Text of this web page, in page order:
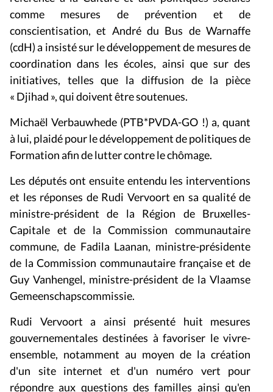
comme mesures de prévention et de
conscientisation, et André du Bus de Warnaffe
(cdH) a insisté sur le développement de mesures de
coordination dans les écoles, ainsi que sur des
initiatives, telles que la diffusion de la pièce
« Djihad », qui doivent être soutenues.
Michaël Verbauwhede (PTB*PVDA-GO !) a, quant
à lui, plaidé pour le développement de politiques de
Formation afin de lutter contre le chômage.
Les députés ont ensuite entendu les interventions
et les réponses de Rudi Vervoort en sa qualité de
ministre-président de la Région de Bruxelles-
Capitale et de la Commission communautaire
commune, de Fadila Laanan, ministre-présidente
de la Commission communautaire française et de
Guy Vanhengel, ministre-président de la Vlaamse
Gemeenschapscommissie.
Rudi Vervoort a ainsi présenté huit mesures
gouvernementales destinées à favoriser le vivre-
ensemble, notamment au moyen de la création
d'un site internet et d'un numéro vert pour
répondre aux questions des familles ainsi qu'en